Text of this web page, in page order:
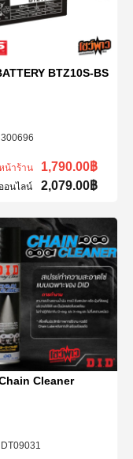
300696
BTZ10S-BS
น้าร้าน 1,790.00฿
อนไลน์ 2,079.00฿
DT09031
Cleaner